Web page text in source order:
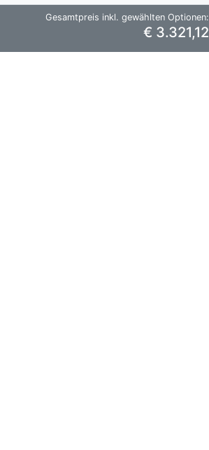
Gesamtpreis inkl. gewählten Optionen:
€ 3.321,12